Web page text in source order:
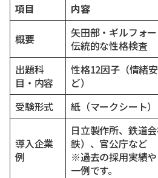
項目 内容
概要
矢田部・ギルフォ
伝統的な性格検査
出題科
目・内容
性格12因子（情緒
ど）
受験形式
紙（マークシート）
導入企業
例
日立製作所、鉄道
鉄）、官公庁など
※過去の採用実績
一例です。